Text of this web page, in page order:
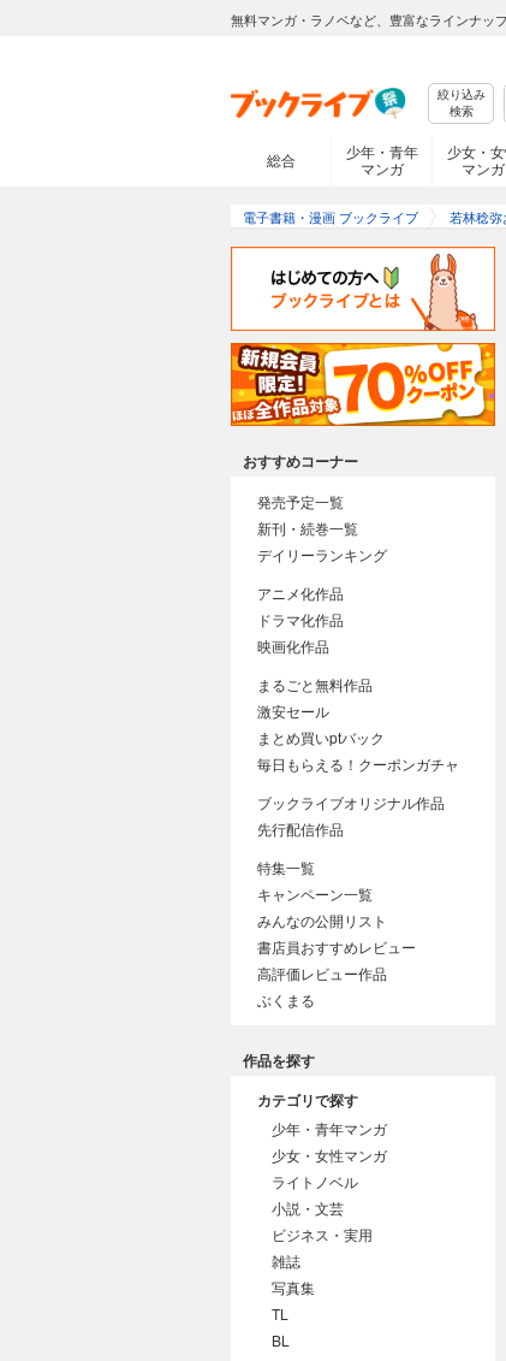
無料マンガ・ラノベなど、豊富なラインナッ
絞り込み
検索
総合
少年・青年
マンガ
少女・
マンガ
電子書籍・漫画 ブックライブ 若林稔
おすすめコーナー
発売予定一覧
新刊・続巻一覧
デイリーランキング
アニメ化作品
ドラマ化作品
映画化作品
まるごと無料作品
激安セール
まとめ買いptバック
毎日もらえる！クーポンガチャ
ブックライブオリジナル作品
先行配信作品
特集一覧
キャンペーン一覧
みんなの公開リスト
書店員おすすめレビュー
高評価レビュー作品
ぶくまる
作品を探す
カテゴリで探す
少年・青年マンガ
少女・女性マンガ
ライトノベル
小説・文芸
ビジネス・実用
雑誌
写真集
TL
BL